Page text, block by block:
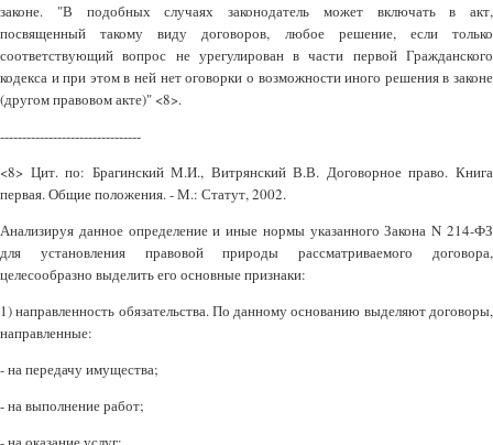
законе. "В подобных случаях законодатель может включать в акт,
посвященный такому виду договоров, любое решение, если только
соответствующий вопрос не урегулирован в части первой Гражданского
кодекса и при этом в ней нет оговорки о возможности иного решения в законе
(другом правовом акте)" <8>.
--------------------------------
<8> Цит. по: Брагинский М.И., Витрянский В.В. Договорное право. Книга
первая. Общие положения. - М.: Статут, 2002.
Анализируя данное определение и иные нормы указанного Закона N 214-ФЗ
для установления правовой природы рассматриваемого договора,
целесообразно выделить его основные признаки:
1) направленность обязательства. По данному основанию выделяют договоры,
направленные:
- на передачу имущества;
- на выполнение работ;